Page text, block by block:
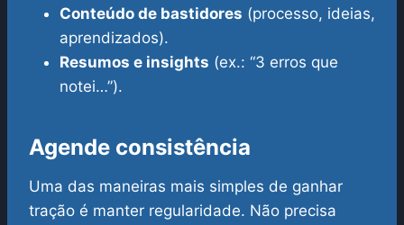
Conteúdo de bastidores (processo, ideias,
aprendizados).
Resumos e insights (ex.: “3 erros que
notei…”).
Agende consistência
Uma das maneiras mais simples de ganhar
tração é manter regularidade. Não precisa